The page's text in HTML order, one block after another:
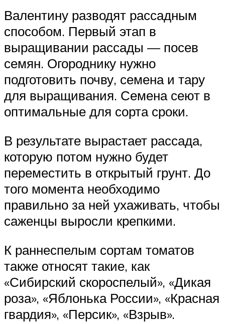
Валентину разводят рассадным
способом. Первый этап в
выращивании рассады — посев
семян. Огороднику нужно
подготовить почву, семена и тару
для выращивания. Семена сеют в
оптимальные для сорта сроки.
В результате вырастает рассада,
которую потом нужно будет
переместить в открытый грунт. До
того момента необходимо
правильно за ней ухаживать, чтобы
саженцы выросли крепкими.
К раннеспелым сортам томатов
также относят такие, как
«Сибирский скороспелый», «Дикая
роза», «Яблонька России», «Красная
гвардия», «Персик», «Взрыв».